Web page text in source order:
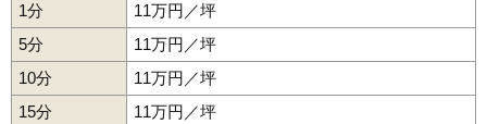
1分
11万円／坪
5分
11万円／坪
10分
11万円／坪
15分
11万円／坪